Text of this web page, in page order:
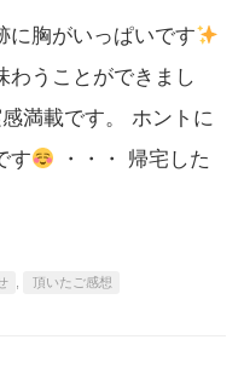
に胸がいっぱいです
わうことができまし
満載です。 ホントに
す
・・・ 帰宅した
頂いたご感想